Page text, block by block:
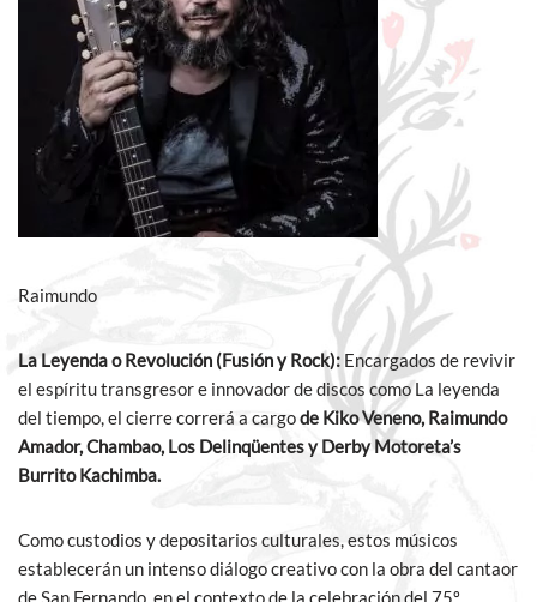
Raimundo
La Leyenda o Revolución (Fusión y Rock): Encargados de revivir
el espíritu transgresor e innovador de discos como La leyenda
del tiempo, el cierre correrá a cargode Kiko Veneno, Raimundo
Amador, Chambao, Los Delinqüentes y Derby Motoreta’s
Burrito Kachimba.
Como custodios y depositarios culturales, estos músicos
establecerán un intenso diálogo creativo con la obra del cantaor
de San Fernando, en el contexto de la celebración del 75º